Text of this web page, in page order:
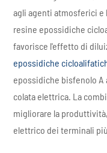
agli agenti atmosferici
resine epossidiche
favorisce l'effetto di
epossidiche
epossidiche bisfenolo
colata elettrica. La
migliorare la
elettrico dei terminali